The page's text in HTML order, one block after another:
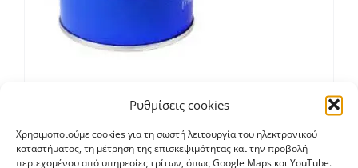
Ρυθμίσεις cookies
Χρησιμοποιούμε cookies για τη σωστή λειτουργία του ηλεκτρονικού
καταστήματος, τη μέτρηση της επισκεψιμότητας και την προβολή
περιεχομένου από υπηρεσίες τρίτων, όπως Google Maps και YouTube.
€1,45